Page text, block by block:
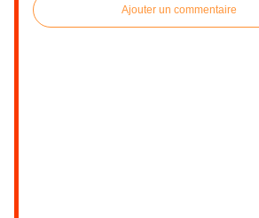
Ajouter un commentaire